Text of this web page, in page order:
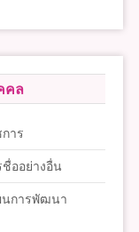
คล
าร
ออย่างอื่น
นการพัฒนา